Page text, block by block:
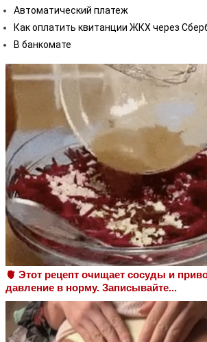
Автоматический платеж
Как оплатить квитанции ЖКХ через
В банкомате
🫀 Этот рецепт очищает сосуды и
давление в норму. Записывайте...